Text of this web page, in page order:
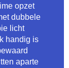
opzet
dubbele
licht
handig is
aparte